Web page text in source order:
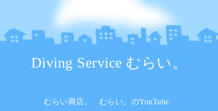
Diving Service むらい。
むらい商店。 むらい。のYouTube